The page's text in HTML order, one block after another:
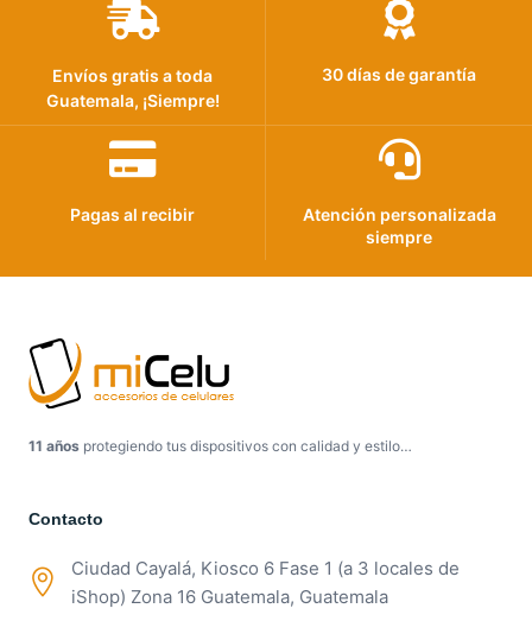
Envíos gratis a toda
Guatemala, ¡Siempre!
30 días de garantía
Pagas al recibir
Atención personalizada
siempre
11 años protegiendo tus dispositivos con calidad y estilo…
Contacto
Ciudad Cayalá, Kiosco 6 Fase 1 (a 3 locales de
iShop) Zona 16 Guatemala, Guatemala